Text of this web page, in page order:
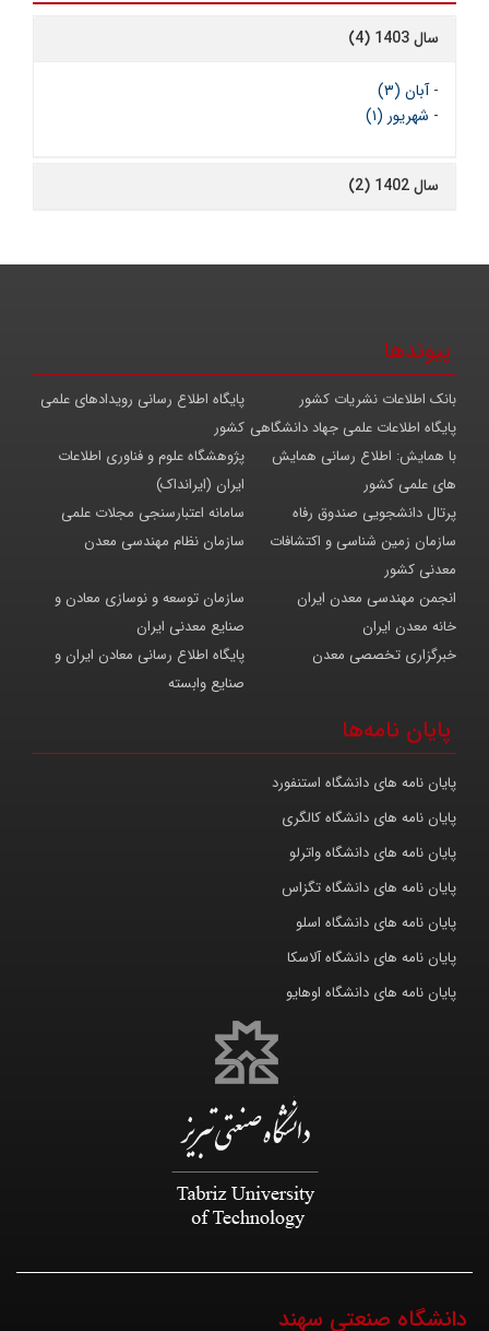
سال 1403 (4)
-آبان (۳)
- شهریور (۱)
سال 1402 (2)
پیوندها
پایگاه اطلاع رسانی رویدادهای علمی
کشور
بانک اطلاعات نشریات کشور
پایگاه اطلاعات علمی جهاد دانشگاهی
پژوهشگاه علوم و فناوری اطلاعات
ایران (ایرانداک)
با همایش: اطلاع رسانی همایش
های علمی کشور
سامانه اعتبارسنجی مجلات علمی
پرتال دانشجویی صندوق رفاه
سازمان نظام مهندسی معدن
سازمان زمین شناسی و اکتشافات
معدنی کشور
سازمان توسعه و نوسازی معادن و
صنایع معدنی ایران
انجمن مهندسی معدن ایران
خانه معدن ایران
پایگاه اطلاع رسانی معادن ایران و
صنایع وابسته
خبرگزاری تخصصی معدن
پایان نامه‌ها
پایان نامه های دانشگاه استنفورد
پایان نامه های دانشگاه کالگری
پایان نامه های دانشگاه واترلو
پایان نامه های دانشگاه تگزاس
پایان نامه های دانشگاه اسلو
پایان نامه های دانشگاه آلاسکا
پایان نامه های دانشگاه اوهایو
دانشگاه صنعتی سهند